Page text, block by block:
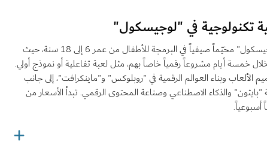
تكنولوجية في "لوجيسكول"
تنظّم مدرسة "لوجيسكول" مخيّماً صيفياً في البرمجة للأطفال من عمر 6 إلى 18 سنة، حيث
خمسة أيام مشروعاً رقمياً خاصاً بهم، مثل لعبة تفاعلية أو نموذج أولي.
الألعاب وبناء العوالم الرقمية في "روبلوكس" و"ماينكرافت"، إلى جانب
والذكاء الاصطناعي وصناعة المحتوى الرقمي. تبدأ الأسعار من